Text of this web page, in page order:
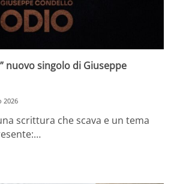
nuovo singolo di Giuseppe
2026
scrittura che scava e un tema